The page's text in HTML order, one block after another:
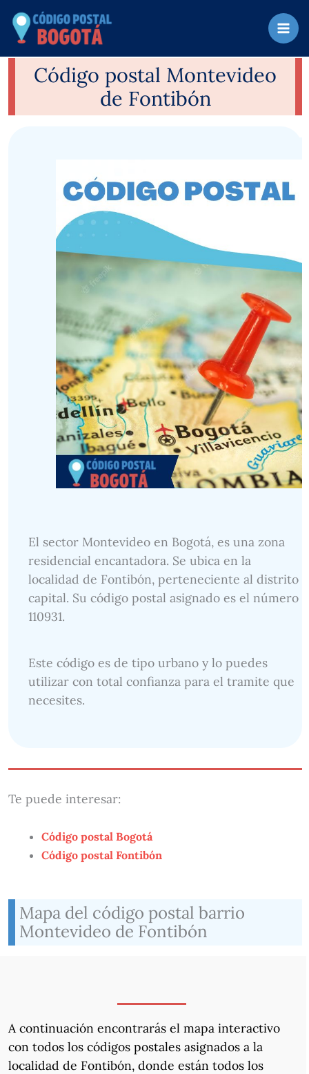
contenido
Código postal Montevideo
de Fontibón
El sector Montevideo en Bogotá, es una zona
residencial encantadora. Se ubica en la
localidad de Fontibón, perteneciente al distrito
capital. Su código postal asignado es el número
110931.
Este código es de tipo urbano y lo puedes
utilizar con total confianza para el tramite que
necesites.
Te puede interesar:
Código postal Bogotá
Código postal Fontibón
Mapa del código postal barrio
Montevideo de Fontibón
A continuación encontrarás el mapa interactivo
con todos los códigos postales asignados a la
localidad de Fontibón, donde están todos los